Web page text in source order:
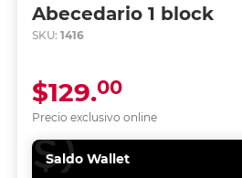
Abecedario 1 block
SKU: 1416
Precio exclusivo online
$129.00
Saldo Wallet